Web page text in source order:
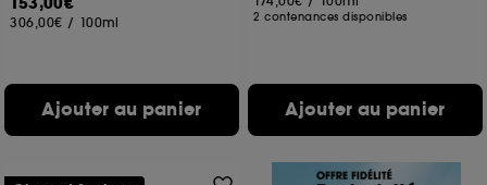
306,00€ / 100ml
Ajouter au panier
2 contenances disponibles
Ajouter au panier